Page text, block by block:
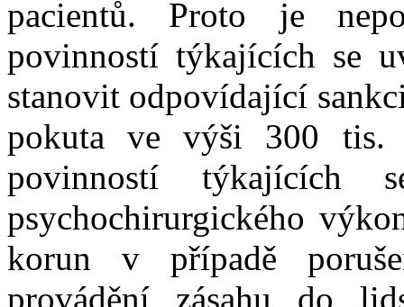
pacientů. Proto je
povinností týkajících se
stanovit odpovídající
pokuta ve výši 300 tis.
povinností týkajících
psychochirurgického
korun v případě
provádění zásahu do